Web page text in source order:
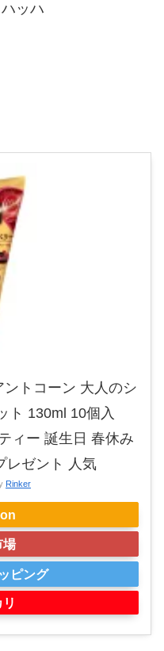
ッハ
トコーン 大人のシ
ト 130ml 10個入
ィー 誕生日 春休み
レゼント 人気
Rinker
場
ピング